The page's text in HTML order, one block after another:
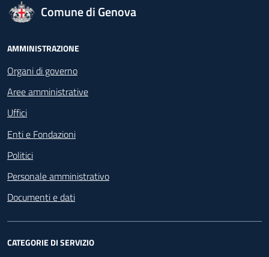
logo Unione Europea
Comune di Genova
Footer - Navigazione
AMMINISTRAZIONE
Organi di governo
Aree amministrative
Uffici
Enti e Fondazioni
Politici
Personale amministrativo
Documenti e dati
CATEGORIE DI SERVIZIO